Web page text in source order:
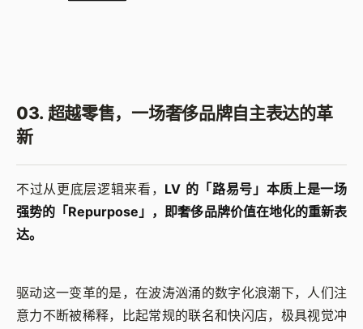
03. 超越零售，一场奢侈品牌自主表达的革
新
不过从更底层逻辑来看， LV 的「路易号」本质上是一场
强势的「Repurpose」，即奢侈品牌价值在地化的重新表
达。
驱动这一变革的是，在波涛汹涌的数字化浪潮下，人们注
意力不断被稀释，比起常规的联名和快闪店，极具视觉冲